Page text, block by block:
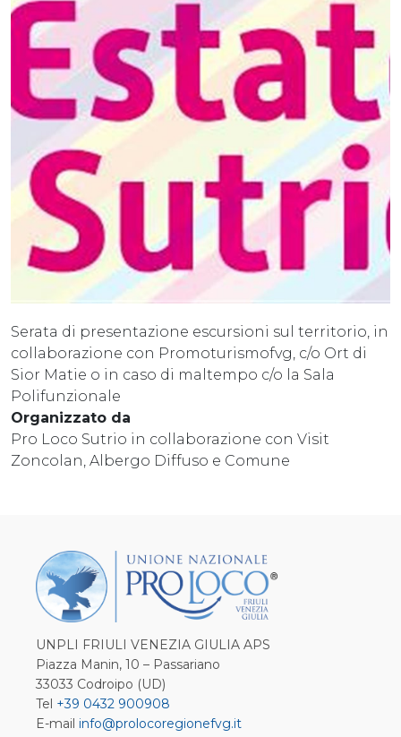
Serata di presentazione escursioni sul territorio, in
collaborazione con Promoturismofvg, c/o Ort di
Sior Matie o in caso di maltempo c/o la Sala
Polifunzionale
Organizzato da
Pro Loco Sutrio in collaborazione con Visit
Zoncolan, Albergo Diffuso e Comune
UNPLI FRIULI VENEZIA GIULIA APS
Piazza Manin, 10 – Passariano
33033 Codroipo (UD)
Tel +39 0432 900908
E-mail info@prolocoregionefvg.it